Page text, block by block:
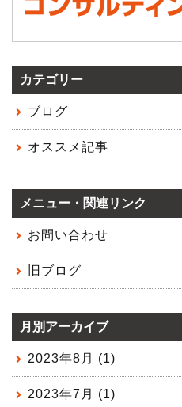
カテゴリー
ブログ
オススメ記事
メニュー・関連リンク
お問い合わせ
旧ブログ
月別アーカイブ
2023年8月 (1)
2023年7月 (1)